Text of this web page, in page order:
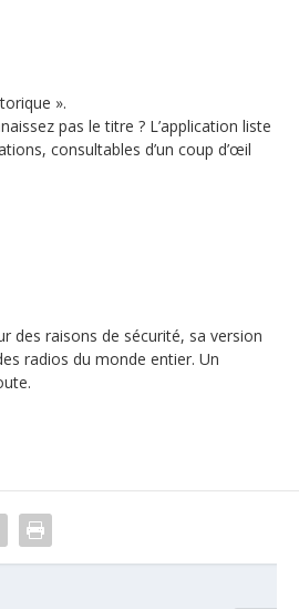
».
pas le titre ? L’application liste
consultables d’un coup d’œil
des raisons de sécurité, sa version
radios du monde entier. Un